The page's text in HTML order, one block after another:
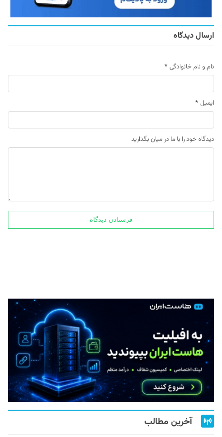
ارسال دیدگاه
نام و نام خانوادگی *
ایمیل *
دیدگاه خود را با ما در میان بگذارید
آخرین مطالب